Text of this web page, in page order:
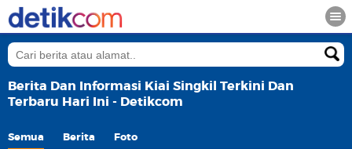
Berita Dan Informasi Kiai Singkil Terkini Dan
Terbaru Hari Ini - Detikcom
Semua Berita Foto